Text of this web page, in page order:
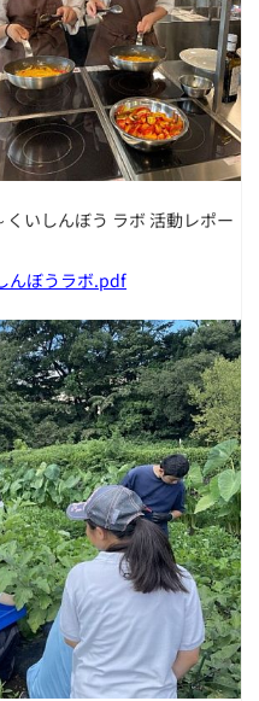
いしんぼう ラボ 活動レポー
んぼうラボ.pdf